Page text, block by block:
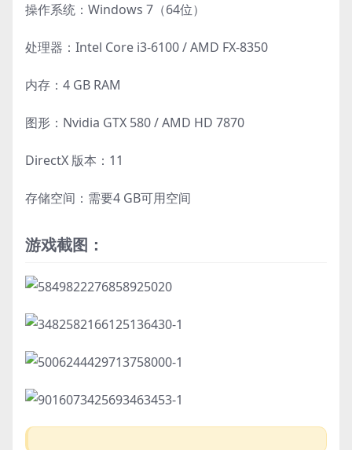
操作系统：Windows 7（64位）
处理器：Intel Core i3-6100 / AMD FX-8350
内存：4 GB RAM
图形：Nvidia GTX 580 / AMD HD 7870
DirectX 版本：11
存储空间：需要4 GB可用空间
游戏截图：